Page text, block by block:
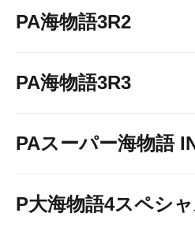
PA海物語3R2
PA海物語3R3
PAスーパー海物語
P大海物語4スペシ